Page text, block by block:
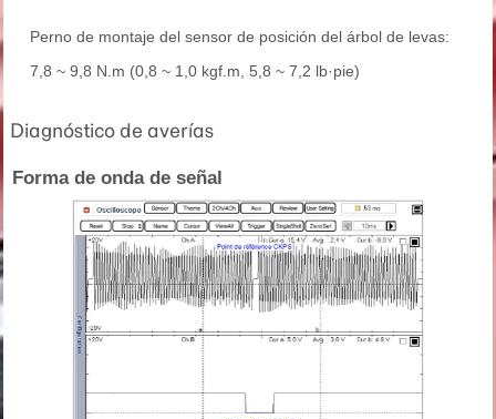
Perno de montaje del sensor de posición del árbol de levas:
7,8 ~ 9,8 N.m (0,8 ~ 1,0 kgf.m, 5,8 ~ 7,2 lb·pie)
Diagnóstico de averías
Forma de onda de señal